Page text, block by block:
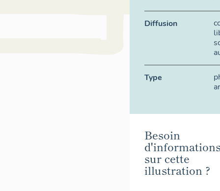
Diffusion
Type
Besoin
sur cette
illustration ?